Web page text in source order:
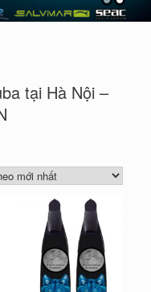
tại Hà Nội –